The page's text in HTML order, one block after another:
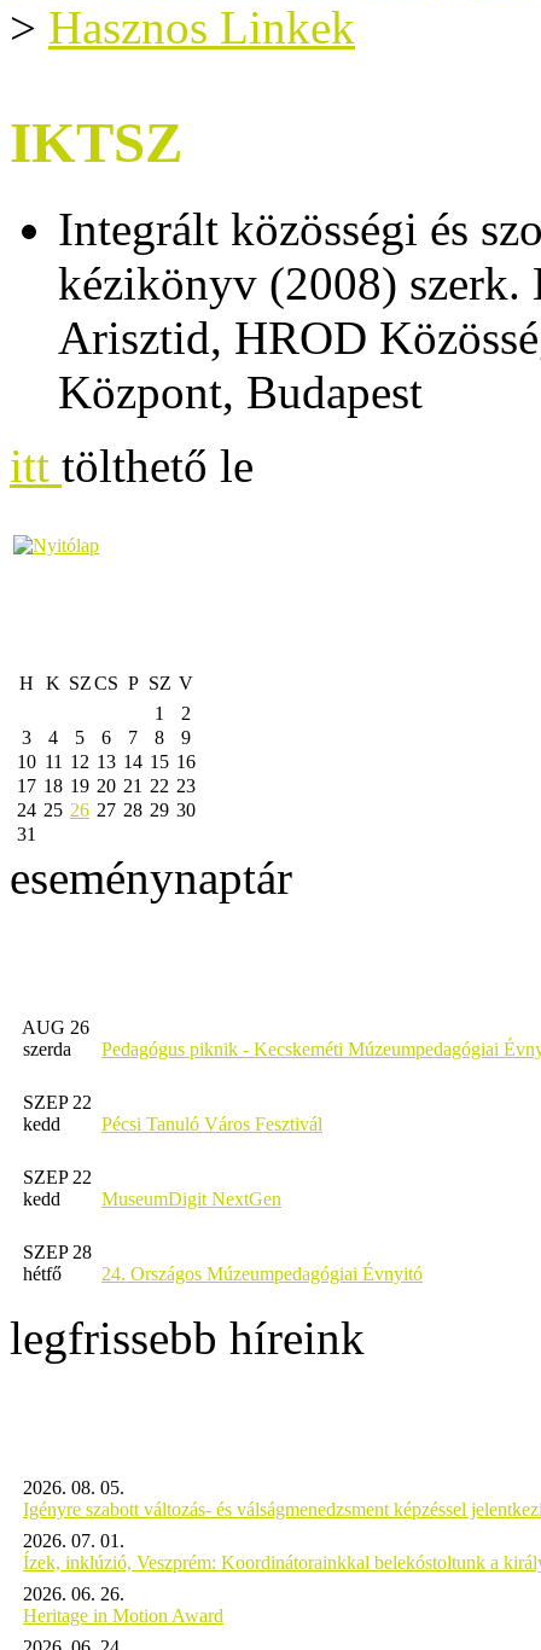
> Hasznos Linkek
IKTSZ
Integrált közösségi és
kézikönyv (2008)
Arisztid, HROD
Központ, Budapest
itt tölthető le
H K SZCS P SZ V
1
2
3
4 5 6 7 8
9
10 11 12 13 14 15 16
17 18 19 20 21 22 23
24 25 26 27 28 29 30
31
eseménynaptár
AUG 26
szerda
Pedagógus piknik - Kecskeméti Múzeumpedagógiai
SZEP 22
kedd
Pécsi Tanuló Város Fesztivál
SZEP 22
kedd
MuseumDigit NextGen
SZEP 28
hétfő
24. Országos Múzeumpedagógiai Évnyitó
legfrissebb híreink
2026. 08. 05.
Igényre szabott változás- és válságmenedzsment képzéssel
2026. 07. 01.
Ízek, inklúzió, Veszprém: Koordinátorainkkal belekóstoltunk a
2026. 06. 26.
Heritage in Motion Award